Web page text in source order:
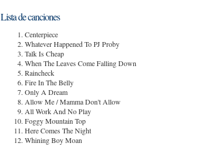
Lista de canciones
Centerpiece
Whatever Happened To PJ Proby
Talk Is Cheap
When The Leaves Come Falling Down
Raincheck
Fire In The Belly
Only A Dream
Allow Me / Mamma Don't Allow
All Work And No Play
Foggy Mountain Top
Here Comes The Night
Whining Boy Moan